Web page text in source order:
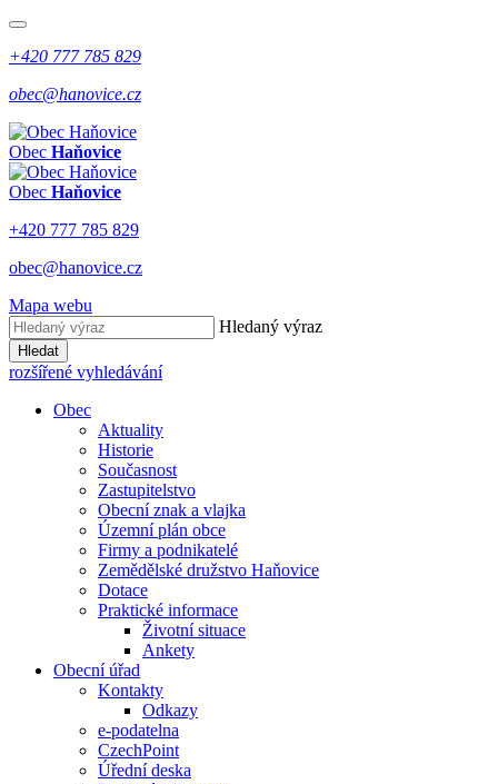
+420 777 785 829
obec@hanovice.cz
Obec Haňovice
Obec Haňovice
+420 777 785 829
obec@hanovice.cz
Mapa webu
Hledaný výraz
Hledat
rozšířené vyhledávání
Obec
Aktuality
Historie
Současnost
Zastupitelstvo
Obecní znak a vlajka
Územní plán obce
Firmy a podnikatelé
Zemědělské družstvo Haňovice
Dotace
Praktické informace
Životní situace
Ankety
Obecní úřad
Kontakty
Odkazy
e-podatelna
CzechPoint
Úřední deska